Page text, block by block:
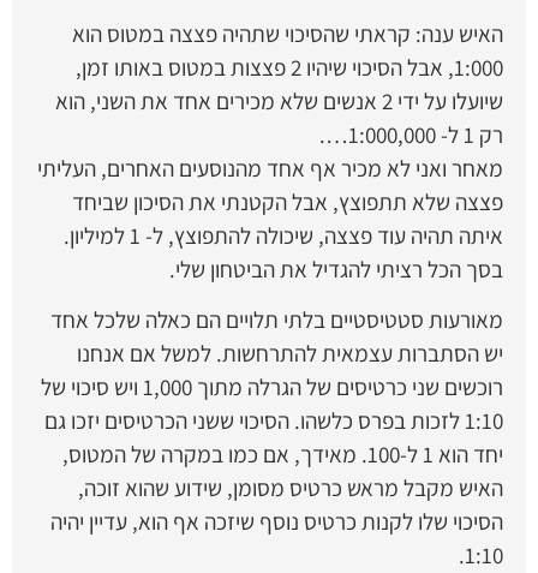
האיש ענה: קראתי שהסיכוי שתהיה פצצה במטוס הוא
1:000, אבל הסיכוי שיהיו 2 פצצות במטוס באותו זמן,
שיועלו על ידי 2 אנשים שלא מכירים אחד את השני, הוא
רק 1 ל- 1:000,000….
מאחר ואני לא מכיר אף אחד מהנוסעים האחרים, העליתי
פצצה שלא תתפוצץ, אבל הקטנתי את הסיכון שביחד
איתה תהיה עוד פצצה, שיכולה להתפוצץ, ל- 1 למיליון.
בסך הכל רציתי להגדיל את הביטחון שלי.
מאורעות סטטיסטיים בלתי תלויים הם כאלה שלכל אחד
יש הסתברות עצמאית להתרחשות. למשל אם אנחנו
רוכשים שני כרטיסים של הגרלה מתוך 1,000 ויש סיכוי של
1:10 לזכות בפרס כלשהו. הסיכוי ששני הכרטיסים יזכו גם
יחד הוא 1 ל-100. מאידך, אם כמו במקרה של המטוס,
האיש מקבל מראש כרטיס מסומן, שידוע שהוא זוכה,
הסיכוי שלו לקנות כרטיס נוסף שיזכה אף הוא, עדיין יהיה
1:10.